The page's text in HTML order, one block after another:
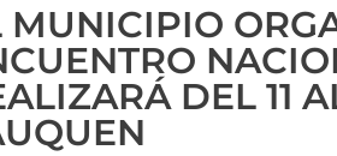
MUNICIPIO
DEL 11